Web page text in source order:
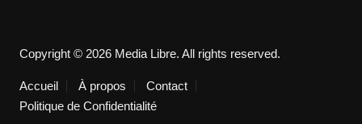
Copyright © 2026 Media Libre. All rights reserved.
Accueil À propos
Contact
Politique de Confidentialité